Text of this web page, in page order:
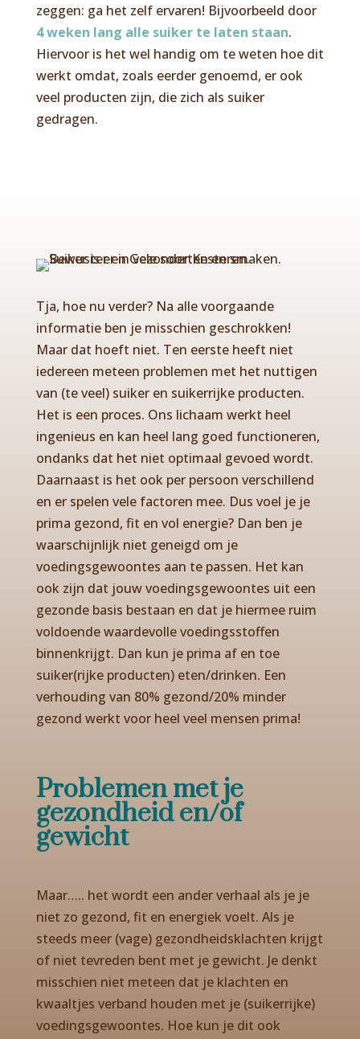
zeggen: ga het zelf ervaren! Bijvoorbeeld door
4 weken lang alle suiker te laten staan.
Hiervoor is het wel handig om te weten hoe dit
werkt omdat, zoals eerder genoemd, er ook
veel producten zijn, die zich als suiker
gedragen.
Tja, hoe nu verder? Na alle voorgaande
informatie ben je misschien geschrokken!
Maar dat hoeft niet. Ten eerste heeft niet
iedereen meteen problemen met het nuttigen
van (te veel) suiker en suikerrijke producten.
Het is een proces. Ons lichaam werkt heel
ingenieus en kan heel lang goed functioneren,
ondanks dat het niet optimaal gevoed wordt.
Daarnaast is het ook per persoon verschillend
en er spelen vele factoren mee. Dus voel je je
prima gezond, fit en vol energie? Dan ben je
waarschijnlijk niet geneigd om je
voedingsgewoontes aan te passen. Het kan
ook zijn dat jouw voedingsgewoontes uit een
gezonde basis bestaan en dat je hiermee ruim
voldoende waardevolle voedingsstoffen
binnenkrijgt. Dan kun je prima af en toe
suiker(rijke producten) eten/drinken. Een
verhouding van 80% gezond/20% minder
gezond werkt voor heel veel mensen prima!
Problemen met je
gezondheid en/of
gewicht
Maar….. het wordt een ander verhaal als je je
niet zo gezond, fit en energiek voelt. Als je
steeds meer (vage) gezondheidsklachten krijgt
of niet tevreden bent met je gewicht. Je denkt
misschien niet meteen dat je klachten en
kwaaltjes verband houden met je (suikerrijke)
voedingsgewoontes. Hoe kun je dit ook